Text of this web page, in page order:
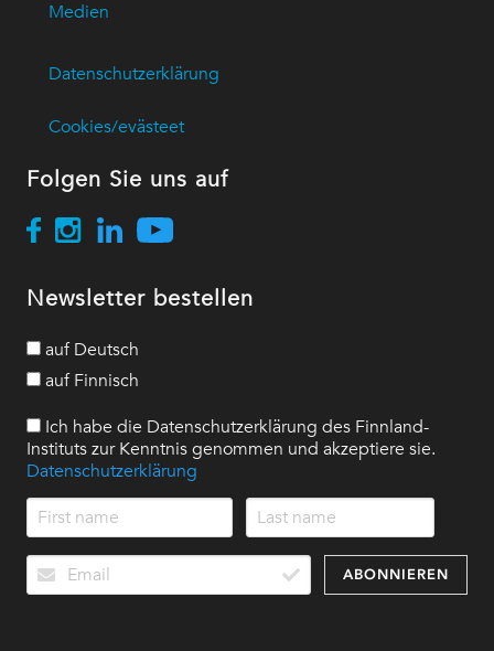
Medien
Datenschutzerklärung
Cookies/evästeet
Folgen Sie uns auf
Newsletter bestellen
auf Deutsch
auf Finnisch
Ich habe die Datenschutzerklärung des Finnland-
Instituts zur Kenntnis genommen und akzeptiere sie.
Datenschutzerklärung
ABONNIEREN